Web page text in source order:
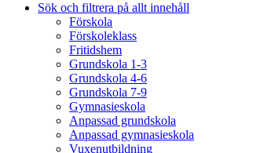
Sök och filtrera på allt innehåll
Förskola
Förskoleklass
Fritidshem
Grundskola 1-3
Grundskola 4-6
Grundskola 7-9
Gymnasieskola
Anpassad grundskola
Anpassad gymnasieskola
Vuxenutbildning